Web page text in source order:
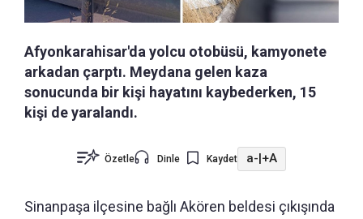
Afyonkarahisar'da yolcu otobüsü, kamyonete
arkadan çarptı. Meydana gelen kaza
sonucunda bir kişi hayatını kaybederken, 15
kişi de yaralandı.
Özetle Dinle Kaydet a- +A
Sinanpaşa ilçesine bağlı Akören beldesi çıkışında